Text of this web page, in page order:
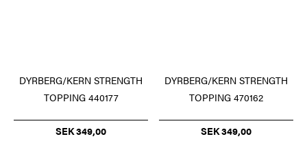
DYRBERG/KERN STRENGTH
TOPPING 440177
SEK 349,00
DYRBERG/KERN STRENGTH
TOPPING 470162
SEK 349,00